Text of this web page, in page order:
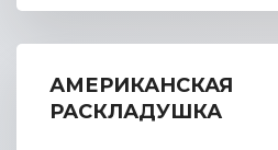
АМЕРИКАНСКАЯ
РАСКЛАДУШКА